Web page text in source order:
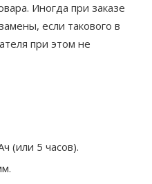
Иногда при заказе
если такового в
при этом не
(или 5 часов).